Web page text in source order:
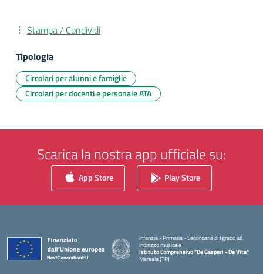
Stampa / Condividi
Tipologia
Circolari per alunni e famiglie
Circolari per docenti e personale ATA
Scarica la nostra app ufficiale su:
App Store Play Store
Infanzia - Primaria - Secondaria di I grado ad
indirizzo musicale
Istituto Comprensivo "De Gasperi - De Vita"
Marsala (TP)